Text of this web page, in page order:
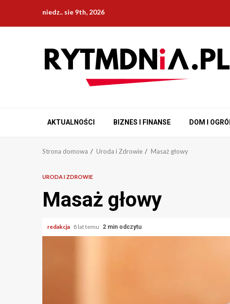
treści
niedz.. sie 9th, 2026
AKTUALNOŚCI BIZNES I FINANSE DOM I
Strona domowa Uroda i Zdrowie Masaż głowy
URODA I ZDROWIE
Masaż głowy
redakcja 8 lat temu 2 min odczytu